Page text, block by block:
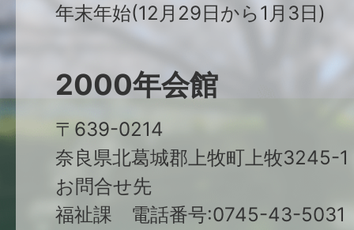
年末年始(12月29日から1月3日)
2000年会館
〒639-0214
奈良県北葛城郡上牧町上牧3245-1
お問合せ先
福祉課 電話番号:0745-43-5031